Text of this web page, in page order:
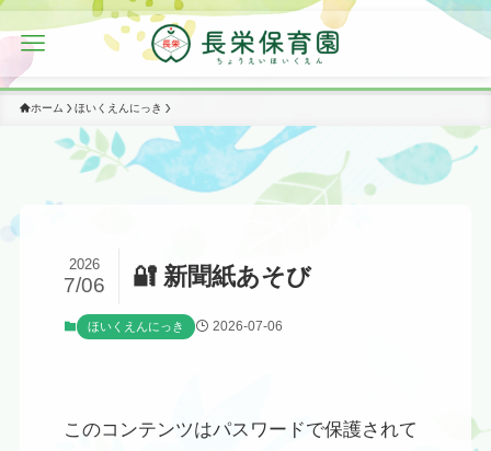
ホーム ほいくえんにっき
🔐 新聞紙あそび
2026
7/06
ほいくえんにっき 2026-07-06
このコンテンツはパスワードで保護されて